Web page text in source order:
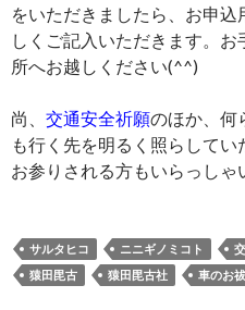
をいただきましたら、お申
しくご記入いただきます。
所へお越しください(^^)
尚、 交通安全祈願のほか、何
も行く先を明るく照らしてい
お参りされる方もいらっしゃ
サルタヒコ ニニギノミコト
猿田毘古
猿田毘古社 車のお